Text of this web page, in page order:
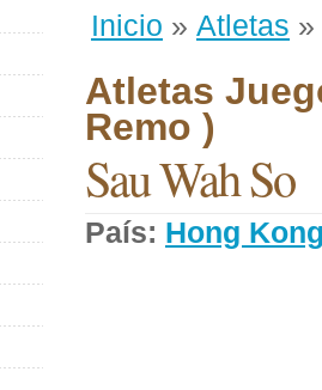
Inicio » Atletas »
Atletas
Remo )
Sau Wah So
País: Hong